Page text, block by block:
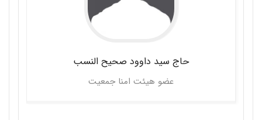
حاج سید داوود صحیح النسب
عضو هیئت امنا جمعیت